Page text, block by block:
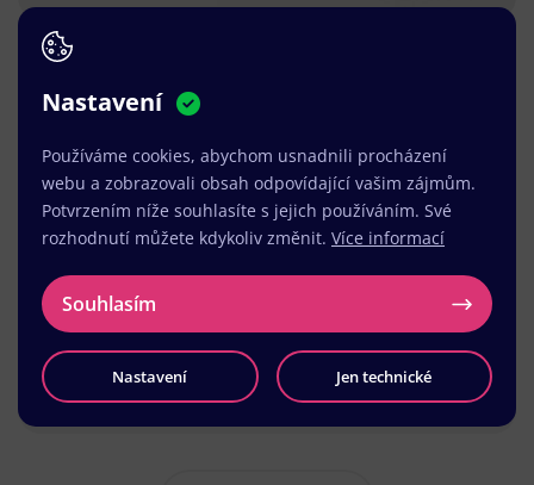
Nastavení
Používáme cookies, abychom usnadnili procházení
webu a zobrazovali obsah odpovídající vašim zájmům.
Potvrzením níže souhlasíte s jejich používáním. Své
rozhodnutí můžete kdykoliv změnit. Více informací
Souhlasím
Nastavení Jen technické